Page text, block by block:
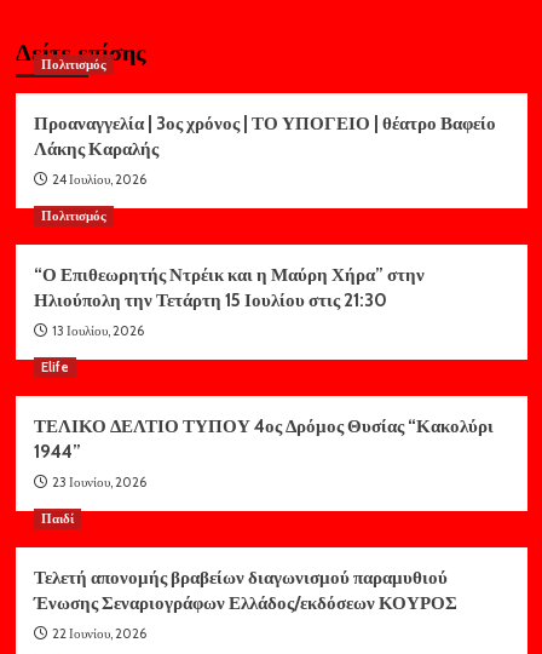
Δείτε επίσης
Πολιτισμός
Προαναγγελία | 3ος χρόνος | ΤΟ ΥΠΟΓΕΙΟ | θέατρο Βαφείο
Λάκης Καραλής
24 Ιουλίου, 2026
Πολιτισμός
“Ο Επιθεωρητής Ντρέικ και η Μαύρη Χήρα” στην
Ηλιούπολη την Τετάρτη 15 Ιουλίου στις 21:30
13 Ιουλίου, 2026
Elife
ΤΕΛΙΚΟ ΔΕΛΤΙΟ ΤΥΠΟΥ 4ος Δρόμος Θυσίας “Κακολύρι
1944”
23 Ιουνίου, 2026
Παιδί
Τελετή απονομής βραβείων διαγωνισμού παραμυθιού
Ένωσης Σεναριογράφων Ελλάδος/εκδόσεων ΚΟΥΡΟΣ
22 Ιουνίου, 2026